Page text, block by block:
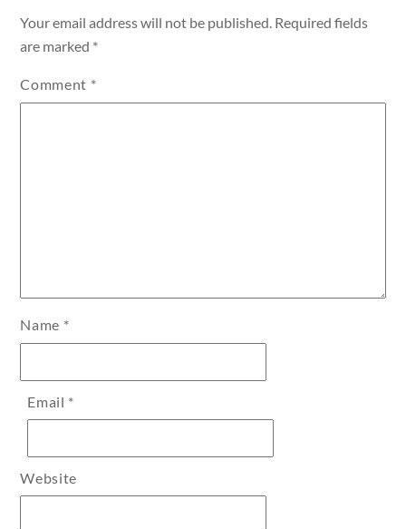
Your email address will not be published. Required fields
are marked *
Comment *
Name *
Email *
Website